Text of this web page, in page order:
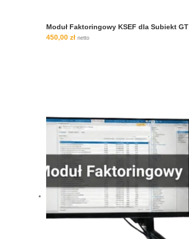
Moduł Faktoringowy KSEF dla Subiekt GT
450,00 zł netto